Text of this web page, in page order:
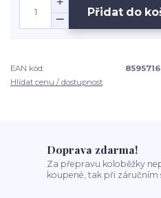
Přidat do
EAN kód:
Hlídat cenu / dostupnost
Doprava zdarma!
Za přepravu koloběžky
koupené, tak při záručním